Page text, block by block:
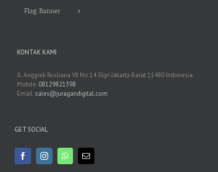
Flag Banner
KONTAK KAMI
Jl. Anggrek Rosliana VII No.14 Slipi Jakarta Barat 11480 Indonesia
Mobile: 08129821398
Email: sales@juragandigital.com
GET SOCIAL